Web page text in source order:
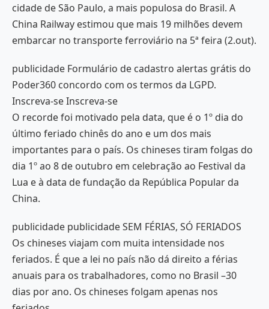
cidade de São Paulo, a mais populosa do Brasil. A
China Railway estimou que mais 19 milhões devem
embarcar no transporte ferroviário na 5ª feira (2.out).
publicidade Formulário de cadastro alertas grátis do
Poder360 concordo com os termos da LGPD.
Inscreva-se Inscreva-se
O recorde foi motivado pela data, que é o 1º dia do
último feriado chinês do ano e um dos mais
importantes para o país. Os chineses tiram folgas do
dia 1º ao 8 de outubro em celebração ao Festival da
Lua e à data de fundação da República Popular da
China.
publicidade publicidade SEM FÉRIAS, SÓ FERIADOS
Os chineses viajam com muita intensidade nos
feriados. É que a lei no país não dá direito a férias
anuais para os trabalhadores, como no Brasil –30
dias por ano. Os chineses folgam apenas nos